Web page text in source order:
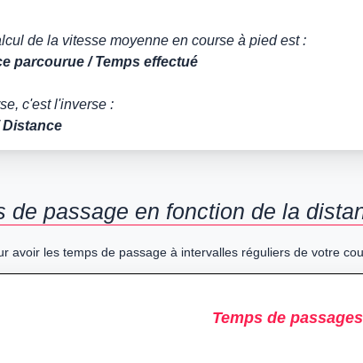
de la vitesse moyenne en course à pied est :
parcourue / Temps effectué
c'est l'inverse :
Distance
de passage en fonction de la
avoir les temps de passage à intervalles réguliers de votre
Temps de passages